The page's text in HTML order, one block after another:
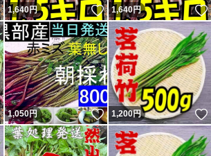
いいね！
1,640円 いいね！
1,640円
いいね！
1,050円 いいね！
1,200円